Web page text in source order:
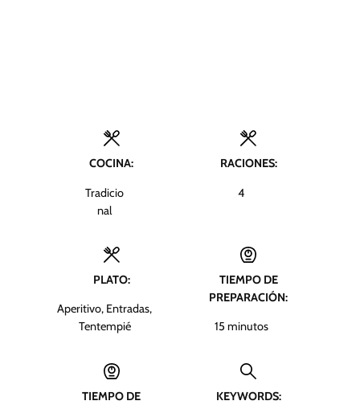
COCINA:
Tradicio
nal
RACIONES:
4
PLATO:
Aperitivo, Entradas,
Tentempié
TIEMPO DE
PREPARACIÓN:
15m
t
minutos
TIEMPO DE
KEYWORDS: